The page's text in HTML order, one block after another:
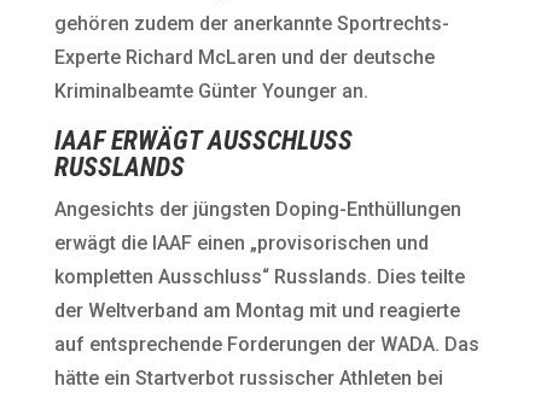
gehören zudem der anerkannte Sportrechts-
Experte Richard McLaren und der deutsche
Kriminalbeamte Günter Younger an.
IAAF ERWÄGT AUSSCHLUSS
RUSSLANDS
Angesichts der jüngsten Doping-Enthüllungen
erwägt die IAAF einen „provisorischen und
kompletten Ausschluss“ Russlands. Dies teilte
der Weltverband am Montag mit und reagierte
auf entsprechende Forderungen der WADA. Das
hätte ein Startverbot russischer Athleten bei